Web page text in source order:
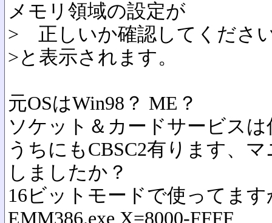
メモリ領域の設定が
> 正しいか確認してくださ
>と表示されます。
元OSはWin98？ ME？
ソケット＆カードサービス
うちにもCBSC2有ります、
しましたか？
16ビットモードで使ってます
EMM386.exe X=8000-FFFF